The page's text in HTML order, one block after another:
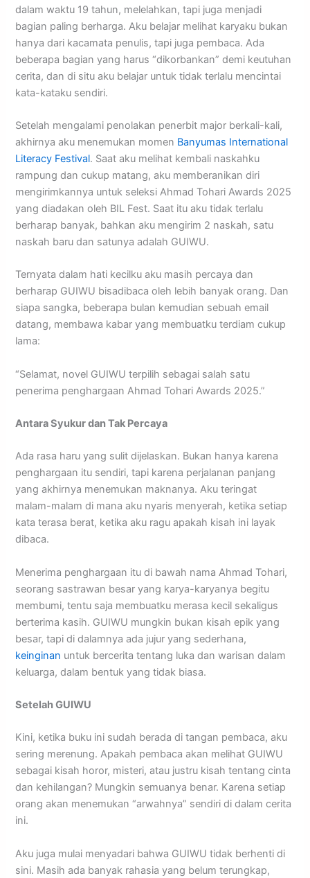
dalam waktu 19 tahun, melelahkan, tapi juga menjadi
bagian paling berharga. Aku belajar melihat karyaku bukan
hanya dari kacamata penulis, tapi juga pembaca. Ada
beberapa bagian yang harus “dikorbankan” demi keutuhan
cerita, dan di situ aku belajar untuk tidak terlalu mencintai
kata-kataku sendiri.
Setelah mengalami penolakan penerbit major berkali-kali,
akhirnya aku menemukan momen Banyumas International
Literacy Festival. Saat aku melihat kembali naskahku
rampung dan cukup matang, aku memberanikan diri
mengirimkannya untuk seleksi Ahmad Tohari Awards 2025
yang diadakan oleh BIL Fest. Saat itu aku tidak terlalu
berharap banyak, bahkan aku mengirim 2 naskah, satu
naskah baru dan satunya adalah GUIWU.
Ternyata dalam hati kecilku aku masih percaya dan
berharap GUIWU bisadibaca oleh lebih banyak orang. Dan
siapa sangka, beberapa bulan kemudian sebuah email
datang, membawa kabar yang membuatku terdiam cukup
lama:
“Selamat, novel GUIWU terpilih sebagai salah satu
penerima penghargaan Ahmad Tohari Awards 2025.”
Antara Syukur dan Tak Percaya
Ada rasa haru yang sulit dijelaskan. Bukan hanya karena
penghargaan itu sendiri, tapi karena perjalanan panjang
yang akhirnya menemukan maknanya. Aku teringat
malam-malam di mana aku nyaris menyerah, ketika setiap
kata terasa berat, ketika aku ragu apakah kisah ini layak
dibaca.
Menerima penghargaan itu di bawah nama Ahmad Tohari,
seorang sastrawan besar yang karya-karyanya begitu
membumi, tentu saja membuatku merasa kecil sekaligus
berterima kasih. GUIWU mungkin bukan kisah epik yang
besar, tapi di dalamnya ada jujur yang sederhana,
keinginan untuk bercerita tentang luka dan warisan dalam
keluarga, dalam bentuk yang tidak biasa.
Setelah GUIWU
Kini, ketika buku ini sudah berada di tangan pembaca, aku
sering merenung. Apakah pembaca akan melihat GUIWU
sebagai kisah horor, misteri, atau justru kisah tentang cinta
dan kehilangan? Mungkin semuanya benar. Karena setiap
orang akan menemukan “arwahnya” sendiri di dalam cerita
ini.
Aku juga mulai menyadari bahwa GUIWU tidak berhenti di
sini. Masih ada banyak rahasia yang belum terungkap,